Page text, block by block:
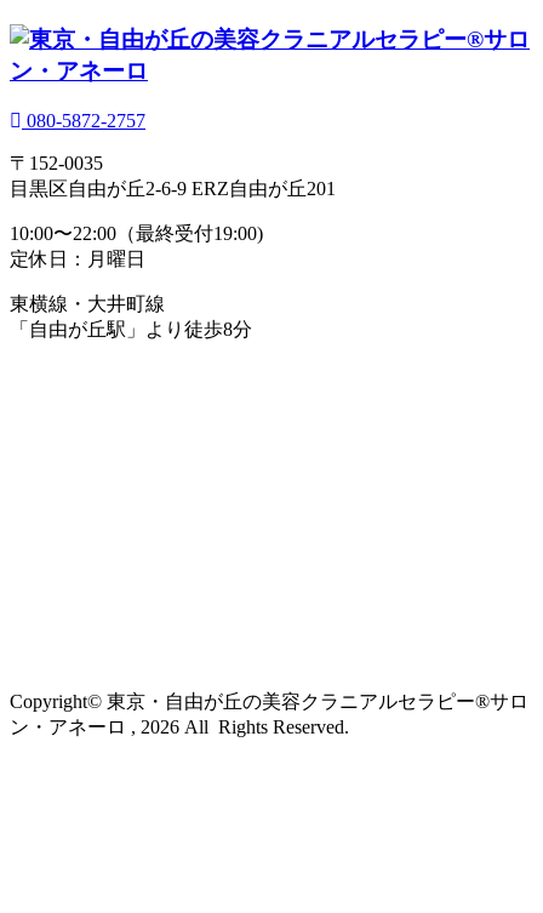
080-5872-2757
〒152-0035
目黒区自由が丘2-6-9 ERZ自由が丘201
10:00〜22:00（最終受付19:00)
定休日：月曜日
東横線・大井町線
「自由が丘駅」より徒歩8分
Copyright© 東京・自由が丘の美容クラニアルセラピー®サロ
ン・アネーロ , 2026 All Rights Reserved.